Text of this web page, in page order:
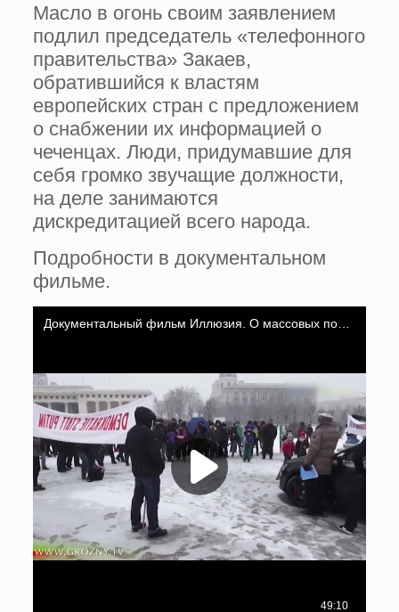
Масло в огонь своим заявлением
подлил председатель «телефонного
правительства» Закаев,
обратившийся к властям
европейских стран с предложением
о снабжении их информацией о
чеченцах. Люди, придумавшие для
себя громко звучащие должности,
на деле занимаются
дискредитацией всего народа.
Подробности в документальном
фильме.